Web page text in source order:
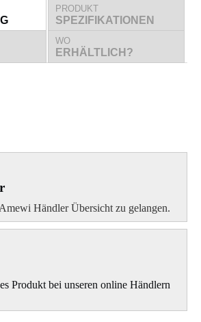
PRODUKT
SPEZIFIKATIONEN
WO
ERHÄLTLICH?
Händler Übersicht zu gelangen.
Produkt bei unseren online Händlern